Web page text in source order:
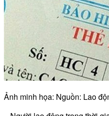
Ảnh minh họa: Nguồn: Lao